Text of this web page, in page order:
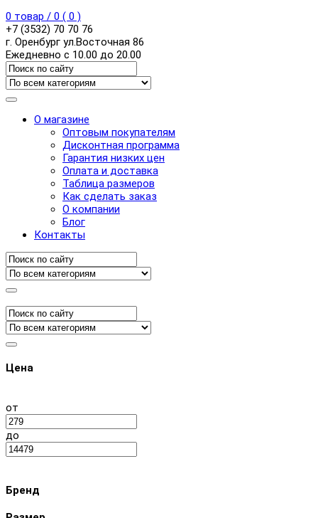
0 товар / 0 ( 0 )
+7 (3532) 70 70 76
г. Оренбург ул.Восточная 86
Ежедневно с 10.00 до 20.00
О магазине
Оптовым покупателям
Дисконтная программа
Гарантия низких цен
Оплата и доставка
Таблица размеров
Как сделать заказ
О компании
Блог
Контакты
Цена
от
до
Бренд